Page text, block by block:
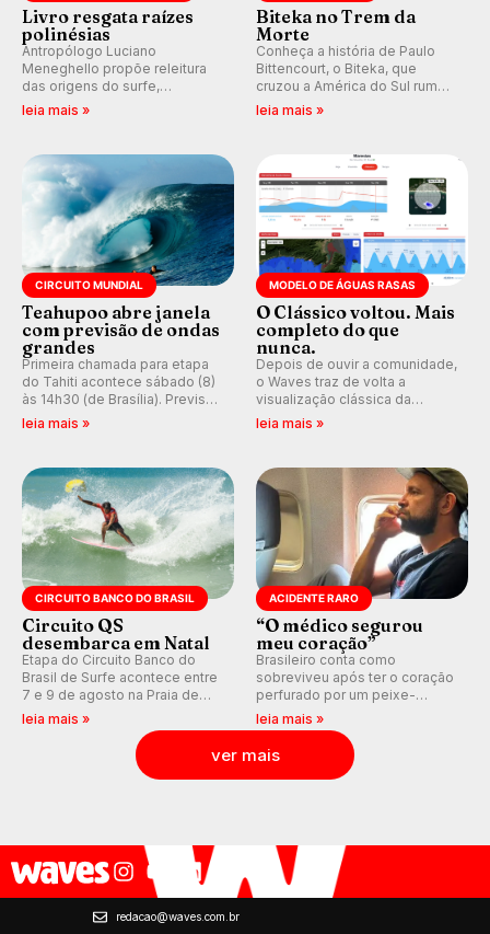
Livro resgata raízes
polinésias
Antropólogo Luciano
Meneghello propõe releitura
das origens do surfe,
resgatando a cultura polinésia
prática em esporte e indústria.
leia mais »
Biteka no Trem da
Morte
Conheça a história de Paulo
Bittencourt, o Biteka, que
cruzou a América do Sul rumo
ao Pacífico em uma jornada
leia mais »
CIRCUITO MUNDIAL
Teahupoo abre janela
com previsão de ondas
grandes
Primeira chamada para etapa
do Tahiti acontece sábado (8)
às 14h30 (de Brasília). Previsão
indica swell consistente.
Kelly Slater convidado.
leia mais »
MODELO DE ÁGUAS RASAS
O Clássico voltou. Mais
completo do que
nunca.
Depois de ouvir a comunidade,
o Waves traz de volta a
visualização clássica da
previsão de águas rasas,
ondas para até 16 dias.
leia mais »
CIRCUITO BANCO DO BRASIL
Circuito QS
desembarca em Natal
Etapa do Circuito Banco do
Brasil de Surfe acontece entre
7 e 9 de agosto na Praia de
Miami (RN), em disputas
válidas pelo Qualifying Series
(QS) 4.000 e pela corrida por
vagas no Challenger Series.
leia mais »
ACIDENTE RARO
“O médico segurou
meu coração”
Brasileiro conta como
sobreviveu após ter o coração
perfurado por um peixe-
agulha enquanto surfava na
Costa Rica.
leia mais »
ver mais
redacao@waves.com.br